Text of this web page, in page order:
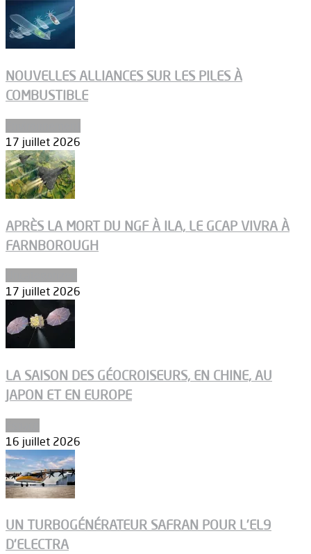
NOUVELLES ALLIANCES SUR LES PILES À
COMBUSTIBLE
17 juillet 2026
APRÈS LA MORT DU NGF À ILA, LE GCAP VIVRA À
FARNBOROUGH
17 juillet 2026
LA SAISON DES GÉOCROISEURS, EN CHINE, AU
JAPON ET EN EUROPE
16 juillet 2026
UN TURBOGÉNÉRATEUR SAFRAN POUR L’EL9
D’ELECTRA